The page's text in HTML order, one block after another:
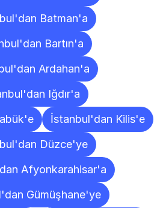
Batman'a
Bartın'a
Ardahan'a
Iğdır'a
İstanbul'dan Kilis'e
Düzce'ye
Afyonkarahisar'a
Gümüşhane'ye